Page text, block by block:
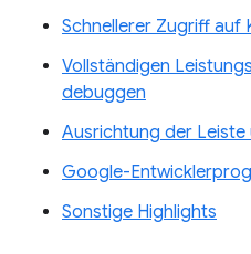
Schnellerer Zugriff auf
Vollständigen
debuggen
Ausrichtung der Leiste
Google-
Sonstige Highlights